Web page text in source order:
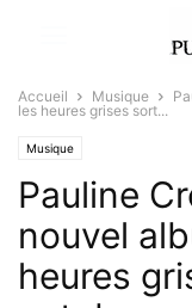
Accueil Musique
les heures grises sort...
Musique
Pauline
nouvel
heures